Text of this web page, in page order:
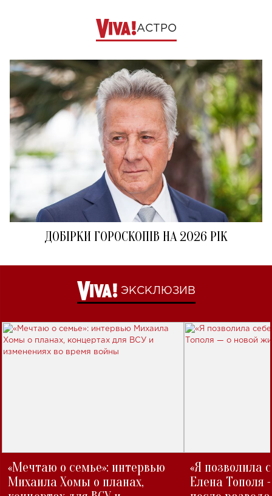
АСТРО
ДОБІРКИ ГОРОСКОПІВ НА 2026 РІК
ЭКСКЛЮЗИВ
«Мечтаю о семье»: интервью
Михаила Хомы о планах,
«Я позволила
Елена Тополя